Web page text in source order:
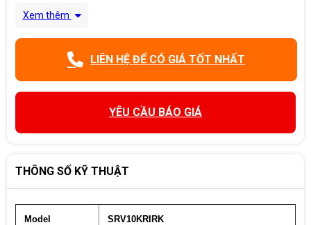
Xem thêm
LIÊN HỆ ĐỂ CÓ GIÁ TỐT NHẤT
YÊU CẦU BÁO GIÁ
THÔNG SỐ KỸ THUẬT
Model SRV10KRIRK